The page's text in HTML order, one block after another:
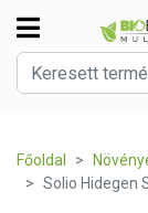
Főoldal
Solio Hidegen